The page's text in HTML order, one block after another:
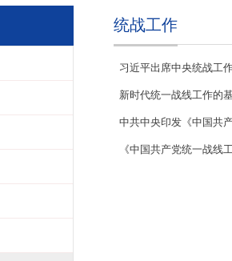
统战工作
习近平出席中央统战工
新时代统一战线工作的
中共中央印发《中国共
《中国共产党统一战线